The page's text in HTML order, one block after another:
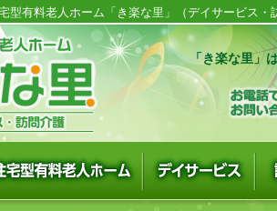
型有料老人ホーム「き楽な里」（デイサービス
「き楽な里」